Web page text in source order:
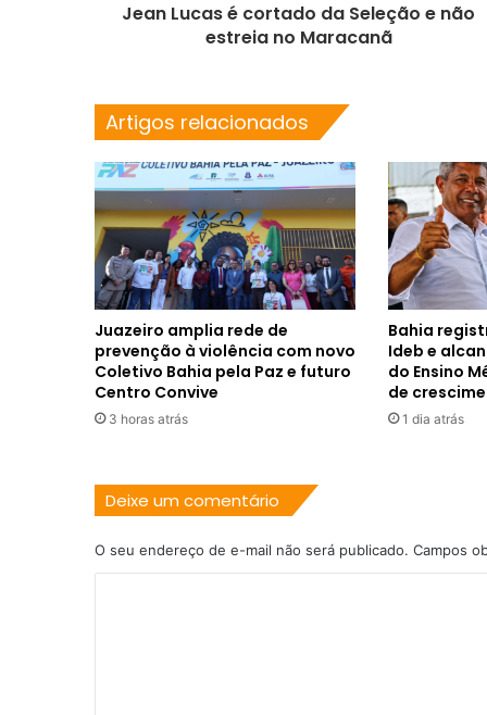
Jean Lucas é cortado da Seleção e não
estreia no Maracanã
Artigos relacionados
Juazeiro amplia rede de
prevenção à violência com novo
Coletivo Bahia pela Paz e futuro
Centro Convive
3 horas atrás
Bahia
Ideb e
do Ensino
de
1 dia atrás
Deixe um comentário
O seu endereço de e-mail não será publicado. Campos